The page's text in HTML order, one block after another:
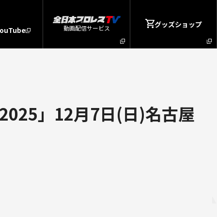
動画配信サービス グッズショップ
」12月7日(日)名古屋